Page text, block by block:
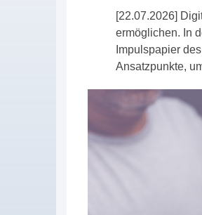
[22.07.2026]
ermöglichen. In
Impulspapier
Ansatzpunkte,